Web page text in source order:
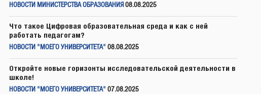
НОВОСТИ МИНИСТЕРСТВА ОБРАЗОВАНИЯ 08.08.2025
Что такое Цифровая образовательная среда и как с ней
работать педагогам?
НОВОСТИ "МОЕГО УНИВЕРСИТЕТА" 08.08.2025
Откройте новые горизонты исследовательской деятельности в
школе!
НОВОСТИ "МОЕГО УНИВЕРСИТЕТА" 07.08.2025